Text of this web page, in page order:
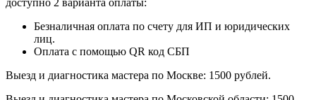
Безналичная оплата по счету для ИП и юридических
лиц.
Оплата с помощью QR код СБП
Выезд и диагностика мастера по Москве: 1500 рублей.